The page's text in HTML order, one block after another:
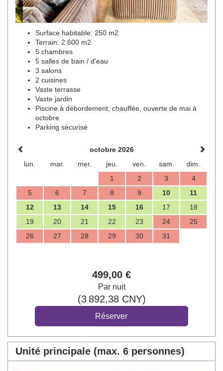
Surface habitable: 250 m2
Terrain: 2 600 m2
5 chambres
5 salles de bain / d'eau
3 salons
2 cuisines
Vaste terrasse
Vaste jardin
Piscine à débordement, chauffée, ouverte de mai à
octobre
Parking sécurisé
octobre 2026
lun.
mar. mer. jeu. ven. sam.
dim.
1
2 3
4
5
6 7 8 9 10
11
12
13 14 15 16 17
18
19
20 21 22 23 24
25
26
27 28 29 30 31
499,00 €
Par nuit
(3 892,38CNY)
Unité principale (max. 6 personnes)